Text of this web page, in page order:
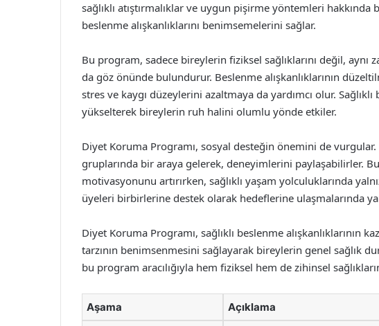
sağlıklı atıştırmalıklar ve uygun pişirme yöntemleri hakkında
beslenme alışkanlıklarını benimsemelerini sağlar.
Bu program, sadece bireylerin fiziksel sağlıklarını değil, aynı
da göz önünde bulundurur. Beslenme alışkanlıklarının
stres ve kaygı düzeylerini azaltmaya da yardımcı olur.
yükselterek bireylerin ruh halini olumlu yönde etkiler.
Diyet Koruma Programı, sosyal desteğin önemini de vurgular.
gruplarında bir araya gelerek, deneyimlerini paylaşabilirler.
motivasyonunu artırırken, sağlıklı yaşam yolculuklarında
üyeleri birbirlerine destek olarak hedeflerine ulaşmalarında
Diyet Koruma Programı, sağlıklı beslenme alışkanlıklarının
tarzının benimsenmesini sağlayarak bireylerin genel sağlık
bu program aracılığıyla hem fiziksel hem de zihinsel
Aşama Açıklama